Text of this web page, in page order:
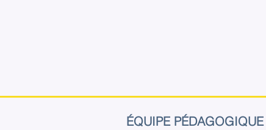
ÉQUIPE PÉDAGOGIQUE